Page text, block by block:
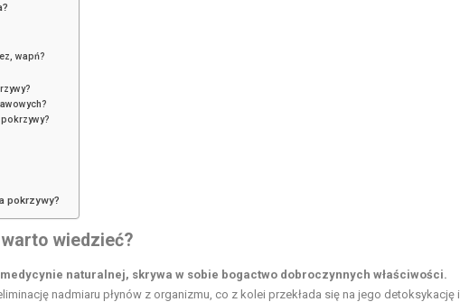
wapń?
pokrzywy?
wiedzieć?
naturalnej, skrywa w sobie bogactwo dobroczynnych właściwości.
nadmiaru płynów z organizmu, co z kolei przekłada się na jego detoksykację i